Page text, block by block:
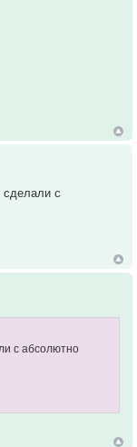
сделали с
с абсолютно